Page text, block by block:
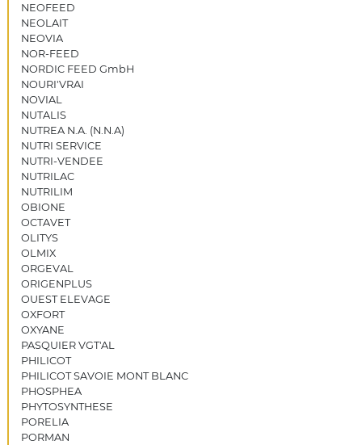
NEOFEED
NEOLAIT
NEOVIA
NOR-FEED
NORDIC FEED GmbH
NOURI'VRAI
NOVIAL
NUTALIS
NUTREA N.A. (N.N.A)
NUTRI SERVICE
NUTRI-VENDEE
NUTRILAC
NUTRILIM
OBIONE
OCTAVET
OLITYS
OLMIX
ORGEVAL
ORIGENPLUS
OUEST ELEVAGE
OXFORT
OXYANE
PASQUIER VGT'AL
PHILICOT
PHILICOT SAVOIE MONT BLANC
PHOSPHEA
PHYTOSYNTHESE
PORELIA
PORMAN